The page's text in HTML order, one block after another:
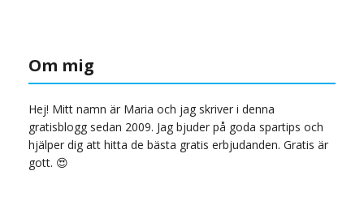
Om mig
Hej! Mitt namn är Maria och jag skriver i denna
gratisblogg sedan 2009. Jag bjuder på goda spartips och
hjälper dig att hitta de bästa gratis erbjudanden. Gratis är
gott. 😍